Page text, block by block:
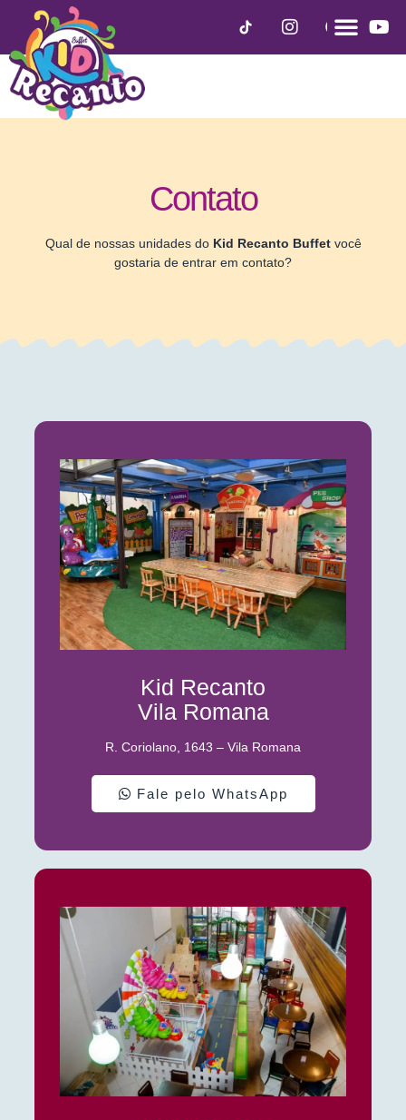
Contato
Qual de nossas unidades do Kid Recanto Buffetvocê
gostaria de entrar em contato?
Kid Recanto
Vila Romana
R. Coriolano, 1643 – Vila Romana
Fale pelo WhatsApp